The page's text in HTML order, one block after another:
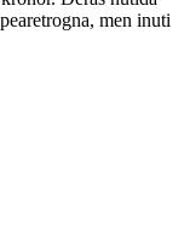
men inuti